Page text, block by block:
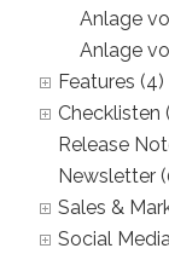
Anlage
Anlage
Features (4)
Checklisten
Release
Newsletter
Sales &
Social